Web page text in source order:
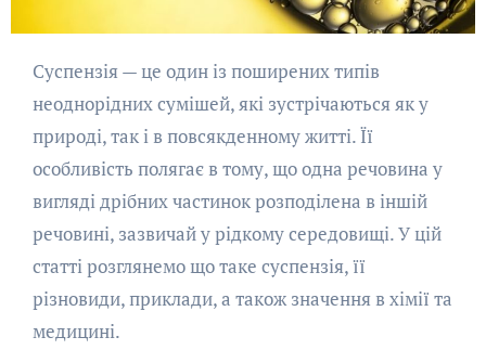
Суспензія — це один із поширених типів
неоднорідних сумішей, які зустрічаються як у
природі, так і в повсякденному житті. Її
особливість полягає в тому, що одна речовина у
вигляді дрібних частинок розподілена в іншій
речовині, зазвичай у рідкому середовищі. У цій
статті розглянемо що таке суспензія, її
різновиди, приклади, а також значення в хімії та
медицині.